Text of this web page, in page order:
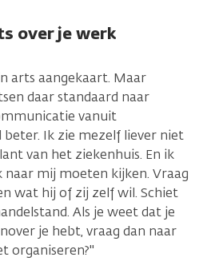
over je werk
arts aangekaart. Maar
daar standaard naar
vanuit
beter. Ik zie mezelf liever niet
van het ziekenhuis. En ik
mij moeten kijken. Vraag
wat hij of zij zelf wil. Schiet
Als je weet dat je
je hebt, vraag dan naar
organiseren?"